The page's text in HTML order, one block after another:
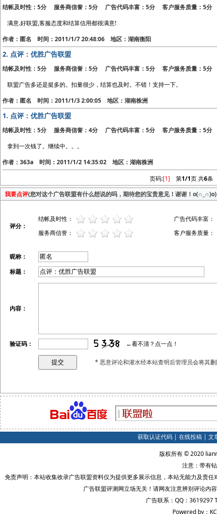
结帐及时性：5分 服务商信誉：5分 广告代码丰富：5分 客户服务质量：5分
满意.好联盟,客服态度和结算信用都很满意!
作者：匿名 时间：2011/1/7 20:48:06 地区：湖南衡阳
2. 点评：优胜广告联盟
结帐及时性：5分 服务商信誉：5分 广告代码丰富：5分 客户服务质量：5分
联盟广告多还是挺多的。扣量很少，结算也及时。不错！支持一下。
作者：匿名 时间：2011/1/3 2:00:05 地区：湖南株洲
1. 点评：优胜广告联盟
结帐及时性：5分 服务商信誉：4分 广告代码丰富：5分 客户服务质量：5分
拿到一次钱了。继续中。。。
作者：363a 时间：2011/1/2 14:35:02 地区：湖南株洲
页码:[1] 第1/1页 共6条
我要点评(您对这个广告联盟有什么想说的吗，期待您的宝贵意见！谢谢！o(∩_∩)o)
评分：
结帐及时性：
广告代码丰富：
服务商信誉：
客户服务质量：
昵称：
标题：
内容：
验证码： ←看不清？点一点！
* 恶意评论和灌水经本站查明后管理员会将其
获取认证代码| 在线投稿| 文
版权所有 © 2020
注意：带有
免责声明：本站收集收录广告联盟资料仅为提供更多展示信息，本站无能力及责
广告联盟评测网立场无关！请网友注意辨别评论内
广告联系：QQ：3619297
Powered by：